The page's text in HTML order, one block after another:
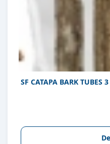
SF CATAPA BARK TUBES 3